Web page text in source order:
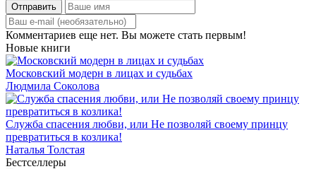
Отправить
Комментариев еще нет. Вы можете стать первым!
Новые книги
Московский модерн в лицах и судьбах
Людмила Соколова
Служба спасения любви, или Не позволяй своему принцу
превратиться в козлика!
Наталья Толстая
Бестселлеры